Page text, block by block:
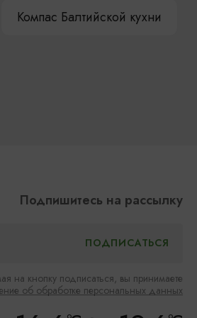
Компас Балтийской кухни
Подпишитесь на рассылку
на кнопку подписаться, вы принимаете
об обработке персональных данных